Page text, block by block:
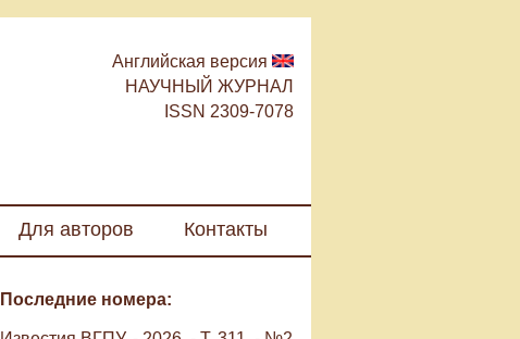
Английская версия
НАУЧНЫЙ ЖУРНАЛ
ISSN 2309-7078
Для авторов Контакты
Последние номера: